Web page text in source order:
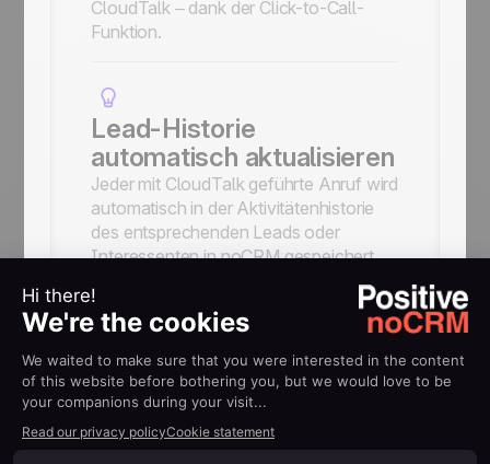
CloudTalk – dank der Click-to-Call-
Funktion.
Lead-Historie
automatisch aktualisieren
Jeder mit CloudTalk geführte Anruf wird
automatisch in der Aktivitätenhistorie
des entsprechenden Leads oder
Interessenten in noCRM gespeichert.
Anrufe mit KI analysieren
Greifen Sie auf CloudTalks
cloudbasierte
Gesprächsaufzeichnungen sowie auf
KI-gestütztes Coaching und Analysen